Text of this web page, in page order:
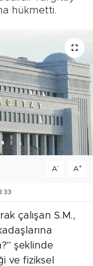
hükmetti.
A- A+
çalışan S.M.,
şeklinde
ve fiziksel